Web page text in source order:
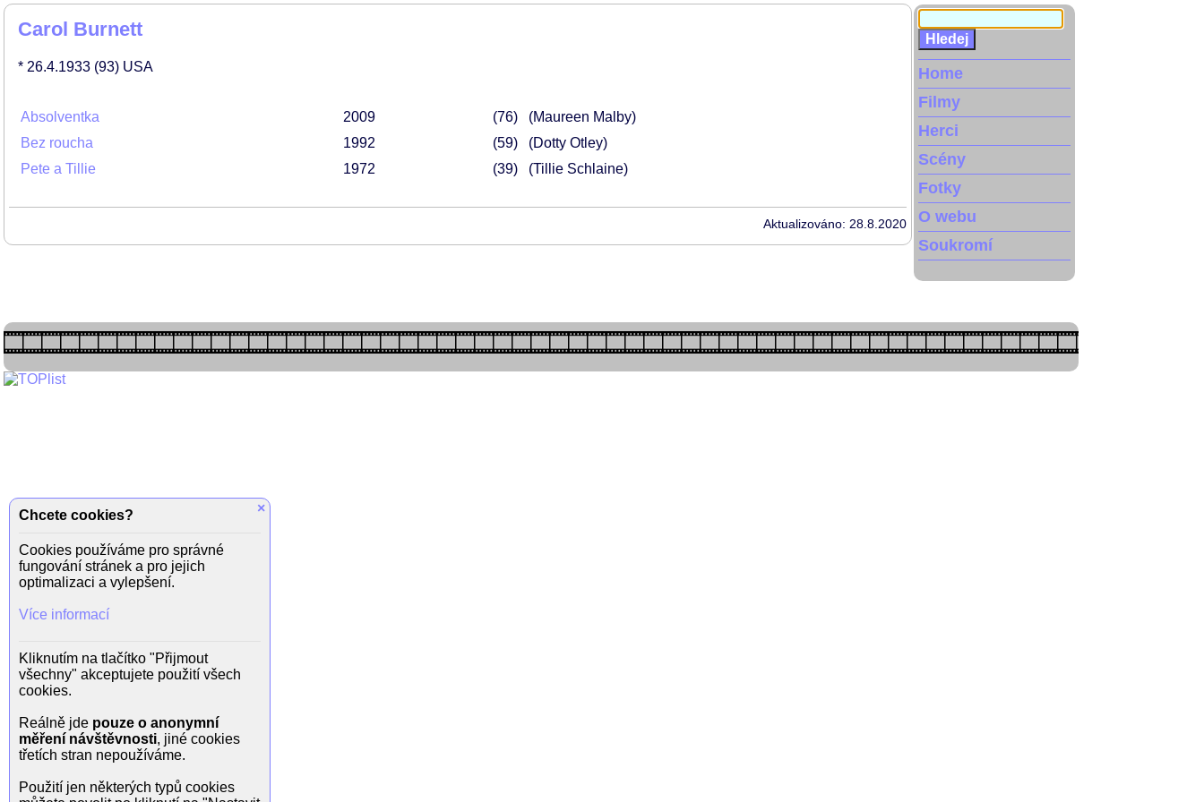
Carol Burnett
* 26.4.1933 (93) USA
Absolventka 2009 76
(Maureen Malby)
Bez roucha
1992 59
(Dotty Otley)
Pete a Tillie
1972 39 (Tillie Schlaine)
Aktualizováno: 28.8.2020
Home
Filmy
Herci
Scény
Fotky
O webu
Soukromí
×
Chcete cookies?
Cookies používáme pro správné
fungování stránek a pro jejich
optimalizaci a vylepšení.
Více informací
Kliknutím na tlačítko "Přijmout
všechny" akceptujete použití všech
cookies.
Reálně jde pouze o anonymní
měření návštěvnosti, jiné cookies
třetích stran nepoužíváme.
Použití jen některých typů cookies